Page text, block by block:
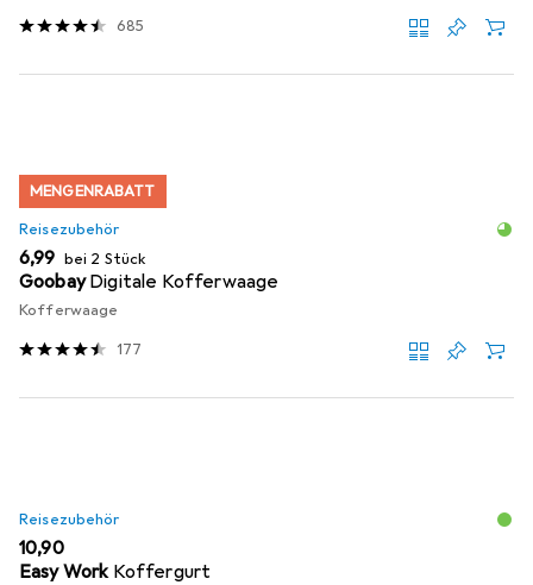
685
MENGENRABATT
Reisezubehör
EUR
6,99 bei 2 Stück
Goobay Digitale Kofferwaage
Kofferwaage
177
Reisezubehör
EUR
10,90
Easy Work Koffergurt